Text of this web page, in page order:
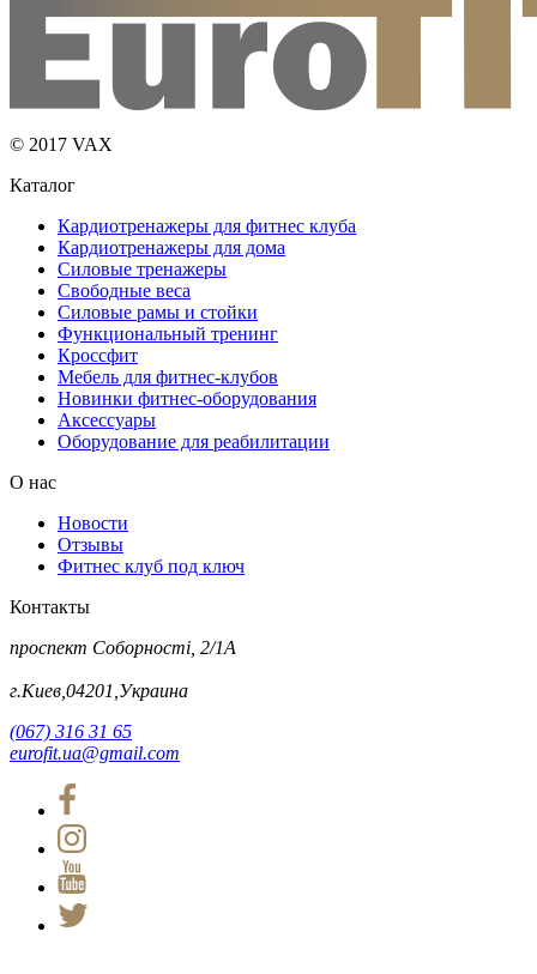
© 2017 VAX
Каталог
Кардиотренажеры для фитнес клуба
Кардиотренажеры для дома
Силовые тренажеры
Свободные веса
Силовые рамы и стойки
Функциональный тренинг
Кроссфит
Мебель для фитнес-клубов
Новинки фитнес-оборудования
Аксессуары
Оборудование для реабилитации
О нас
Новости
Отзывы
Фитнес клуб под ключ
Контакты
проспект Соборності, 2/1А
г.Киев,04201,Украина
(067) 316 31 65
eurofit.ua@gmail.com